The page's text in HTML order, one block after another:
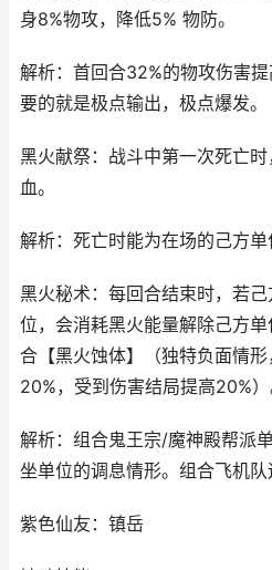
身8%物攻，降低5% 物防。
解析：首回合32%的物攻伤害
要的就是极点输出，极点爆发。
黑火献祭：战斗中第一次死亡
血。
解析：死亡时能为在场的己方单
黑火秘术：每回合结束时，若
位，会消耗黑火能量解除己方
合【黑火蚀体】（独特负面情
20%，受到伤害结局提高20%）
解析：组合鬼王宗/魔神殿帮派
坐单位的调息情形。组合飞机队
紫色仙友：镇岳